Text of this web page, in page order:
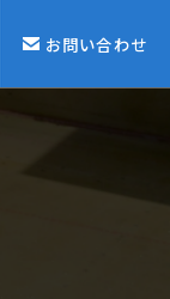
お問い合わせ